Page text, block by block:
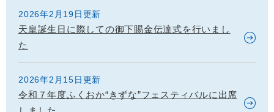
2026年2月19日更新
天皇誕生日に際しての御下賜金伝達式を行いまし
た
2026年2月15日更新
令和７年度ふくおか“きずな”フェスティバルに出席